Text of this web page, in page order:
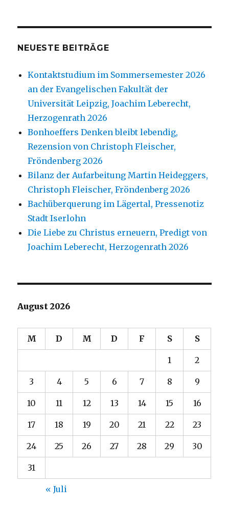
NEUESTE BEITRÄGE
Kontaktstudium im Sommersemester 2026
an der Evangelischen Fakultät der
Universität Leipzig, Joachim Leberecht,
Herzogenrath 2026
Bonhoeffers Denken bleibt lebendig,
Rezension von Christoph Fleischer,
Fröndenberg 2026
Bilanz der Aufarbeitung Martin Heideggers,
Christoph Fleischer, Fröndenberg 2026
Bachüberquerung im Lägertal, Pressenotiz
Stadt Iserlohn
Die Liebe zu Christus erneuern, Predigt von
Joachim Leberecht, Herzogenrath 2026
August 2026
M D M D F S S
1 2
3 4 5 6 7 8 9
10 11 12 13 14 15 16
17 18 19 20 21 22 23
24 25 26 27 28 29 30
31
« Juli